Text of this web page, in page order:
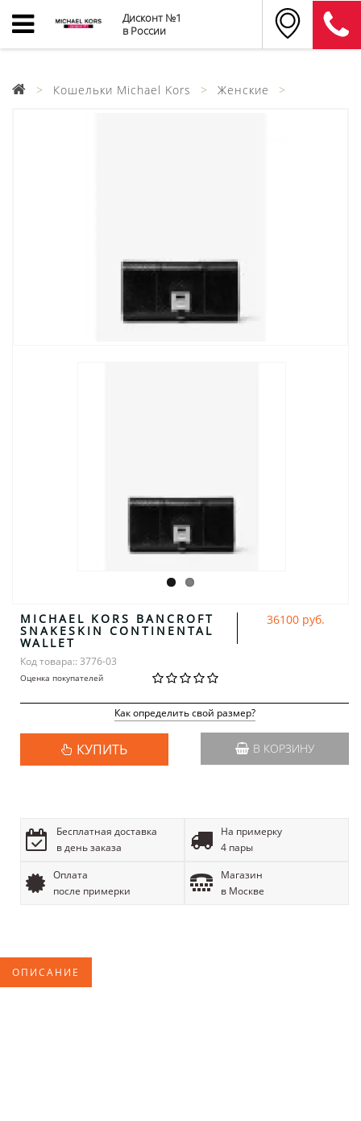
Дисконт №1
в России
Кошельки Michael Kors Женские
MICHAEL KORS BANCROFT
SNAKESKIN CONTINENTAL
WALLET
Код товара:: 3776-03
Оценка покупателей
36100 руб.
Как определить свой размер?
КУПИТЬ В КОРЗИНУ
Бесплатная доставка
в день заказа
На примерку
4 пары
Оплата
после примерки
Магазин
в Москве
ОПИСАНИЕ